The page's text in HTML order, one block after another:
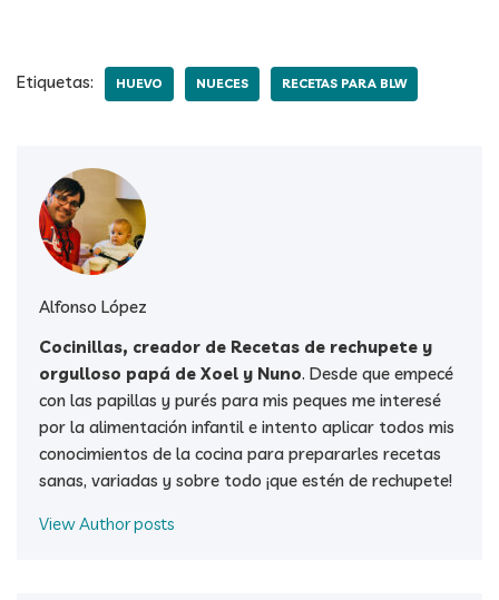
Etiquetas: HUEVO NUECES RECETAS PARA BLW
Alfonso López
Cocinillas, creador de Recetas de rechupete y
orgulloso papá de Xoel y Nuno. Desde que empecé
con las papillas y purés para mis peques me interesé
por la alimentación infantil e intento aplicar todos mis
conocimientos de la cocina para prepararles recetas
sanas, variadas y sobre todo ¡que estén de rechupete!
View Author posts